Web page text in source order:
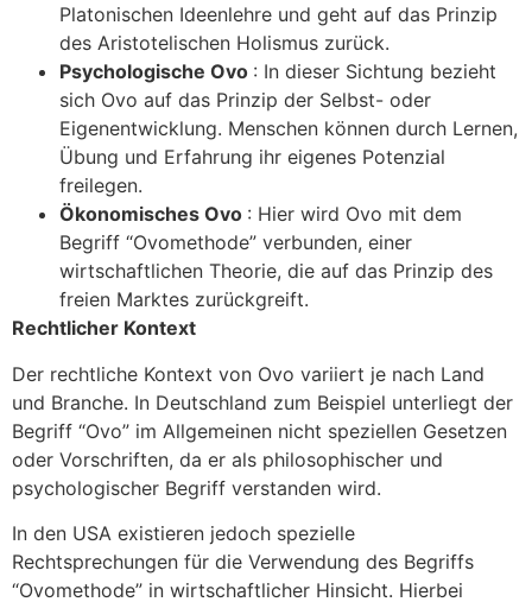
Platonischen Ideenlehre und geht auf das Prinzip
des Aristotelischen Holismus zurück.
Psychologische Ovo : In dieser Sichtung bezieht
sich Ovo auf das Prinzip der Selbst- oder
Eigenentwicklung. Menschen können durch Lernen,
Übung und Erfahrung ihr eigenes Potenzial
freilegen.
Ökonomisches Ovo : Hier wird Ovo mit dem
Begriff “Ovomethode” verbunden, einer
wirtschaftlichen Theorie, die auf das Prinzip des
freien Marktes zurückgreift.
Rechtlicher Kontext
Der rechtliche Kontext von Ovo variiert je nach Land
und Branche. In Deutschland zum Beispiel unterliegt der
Begriff “Ovo” im Allgemeinen nicht speziellen Gesetzen
oder Vorschriften, da er als philosophischer und
psychologischer Begriff verstanden wird.
In den USA existieren jedoch spezielle
Rechtsprechungen für die Verwendung des Begriffs
“Ovomethode” in wirtschaftlicher Hinsicht. Hierbei